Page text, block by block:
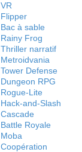
VR
Flipper
Bac à sable
Rainy Frog
Thriller narratif
Metroidvania
Tower Defense
Dungeon RPG
Rogue-Lite
Hack-and-Slash
Cascade
Battle Royale
Moba
Coopération